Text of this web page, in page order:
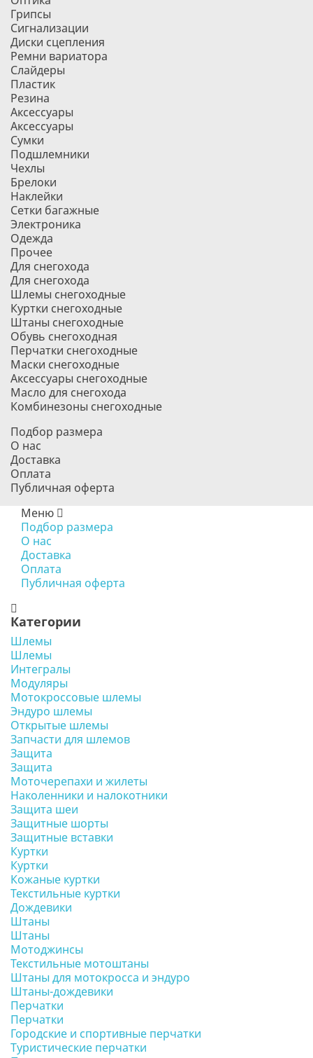
Грипсы
Сигнализации
Диски сцепления
Ремни вариатора
Слайдеры
Пластик
Резина
Аксессуары
Аксессуары
Сумки
Подшлемники
Чехлы
Брелоки
Наклейки
Сетки багажные
Электроника
Одежда
Прочее
Для снегохода
Для снегохода
Шлемы снегоходные
Куртки снегоходные
Штаны снегоходные
Обувь снегоходная
Перчатки снегоходные
Маски снегоходные
Аксессуары снегоходные
Масло для снегохода
Комбинезоны снегоходные
Подбор размера
О нас
Доставка
Оплата
Публичная оферта
Меню
Подбор размера
О нас
Доставка
Оплата
Публичная оферта
Категории
Шлемы
Шлемы
Интегралы
Модуляры
Мотокроссовые шлемы
Эндуро шлемы
Открытые шлемы
Запчасти для шлемов
Защита
Защита
Моточерепахи и жилеты
Наколенники и налокотники
Защита шеи
Защитные шорты
Защитные вставки
Куртки
Куртки
Кожаные куртки
Текстильные куртки
Дождевики
Штаны
Штаны
Мотоджинсы
Текстильные мотоштаны
Штаны для мотокросса и эндуро
Штаны-дождевики
Перчатки
Перчатки
Городские и спортивные перчатки
Туристические перчатки